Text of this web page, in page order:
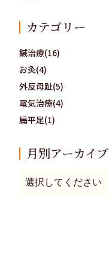
カテゴリー
鍼治療(16)
お灸(4)
外反母趾(5)
電気治療(4)
扁平足(1)
月別アーカイブ